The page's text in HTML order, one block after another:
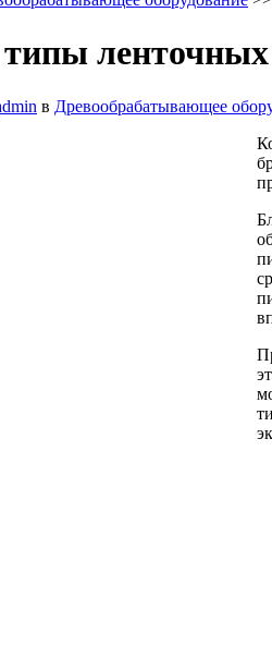
в Древообрабатывающее